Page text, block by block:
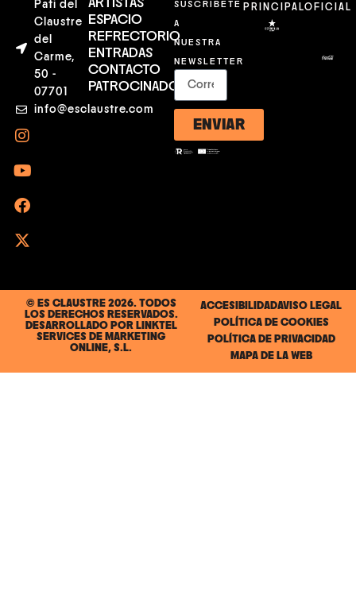
Pati del
Claustre
del
Carme,
50 -
07701
info@esclaustre.com
ARTISTAS
ESPACIO
REFRECTORIO
ENTRADAS
CONTACTO
PATROCINADORES
SUSCRÍBETE
A
NUESTRA
NEWSLETTER
ENVIAR
PRINCIPALOFICIAL
© ES CLAUSTRE 2026. TODOS
LOS DERECHOS RESERVADOS.
DESARROLLADO POR LINKTEL
SERVICES DE MARKETING
ONLINE, S.L.
ACCESIBILIDADAVISO LEGAL
POLÍTICA DE COOKIES
POLÍTICA DE PRIVACIDAD
MAPA DE LA WEB